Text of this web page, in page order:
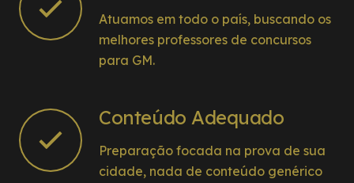
Atuamos em todo o país, buscando os
melhores professores de concursos
para GM.
Conteúdo Adequado
Preparação focada na prova de sua
cidade, nada de conteúdo genérico